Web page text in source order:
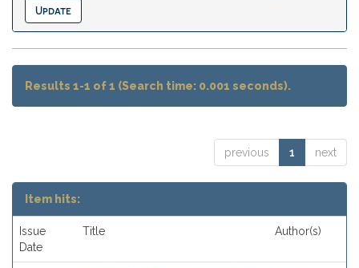
Results 1-1 of 1 (Search time: 0.001 seconds).
previous 1 next
Item hits:
Issue
Date
Title Author(s)